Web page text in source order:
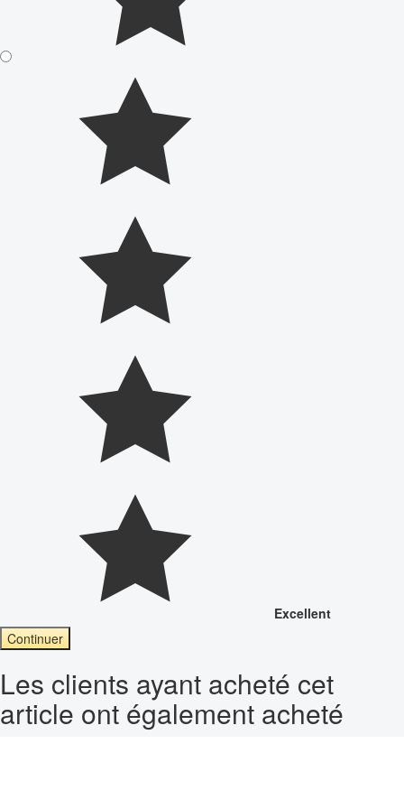
Excellent
Continuer
Les clients ayant acheté cet
article ont également acheté